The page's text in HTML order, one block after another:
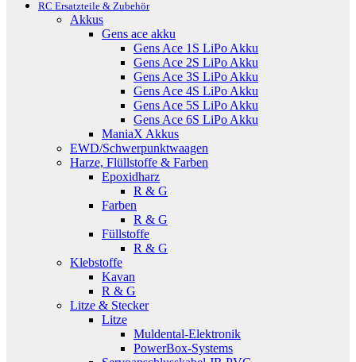
RC Ersatzteile & Zubehör
Akkus
Gens ace akku
Gens Ace 1S LiPo Akku
Gens Ace 2S LiPo Akku
Gens Ace 3S LiPo Akku
Gens Ace 4S LiPo Akku
Gens Ace 5S LiPo Akku
Gens Ace 6S LiPo Akku
ManiaX Akkus
EWD/Schwerpunktwaagen
Harze, Flüllstoffe & Farben
Epoxidharz
R & G
Farben
R & G
Füllstoffe
R & G
Klebstoffe
Kavan
R & G
Litze & Stecker
Litze
Muldental-Elektronik
PowerBox-Systems